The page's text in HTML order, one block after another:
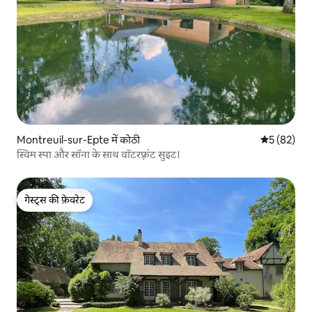
Montreuil-sur-Epte में कोठी औसत रेटिंग
5 (82)
स्विम स्पा और सॉना के साथ वॉटरफ़्रंट सुइट।
गेस्ट्स की फ़ेवरेट
गेस्ट्स की फ़ेवरेट